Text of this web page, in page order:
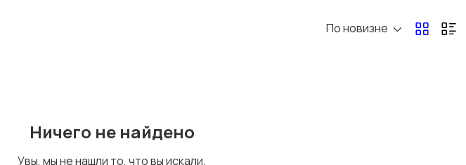
По новизне
Ничего не найдено
Увы, мы не нашли то, что вы искали.